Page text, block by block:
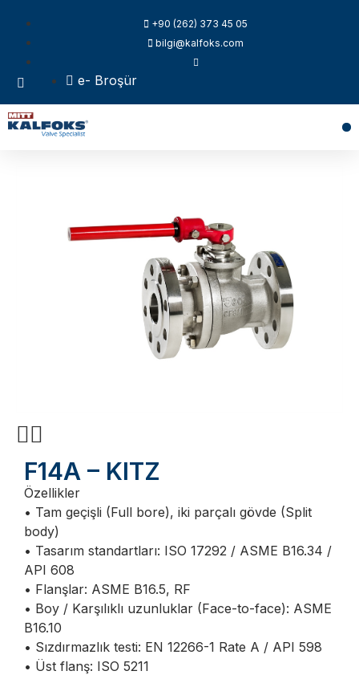
+90 (262) 373 45 05
bilgi@kalfoks.com
e- Broşür
F14A – KITZ
Özellikler
• Tam geçişli (Full bore), iki parçalı gövde (Split
body)
• Tasarım standartları: ISO 17292 / ASME B16.34 /
API 608
• Flanşlar: ASME B16.5, RF
• Boy / Karşılıklı uzunluklar (Face-to-face): ASME
B16.10
• Sızdırmazlık testi: EN 12266-1 Rate A / API 598
• Üst flanş: ISO 5211